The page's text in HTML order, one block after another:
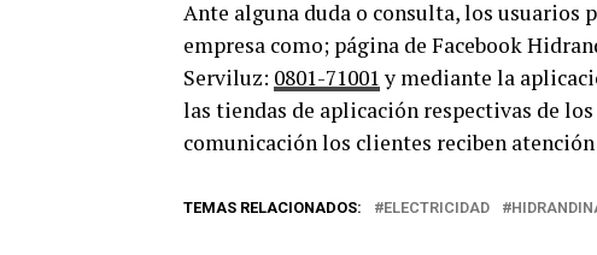
Ante alguna duda o consulta, los usuarios
empresa como; página de Facebook
Serviluz: 0801-71001y mediante la
las tiendas de aplicación respectivas de
comunicación los clientes reciben
TEMAS RELACIONADOS: ELECTRICIDAD